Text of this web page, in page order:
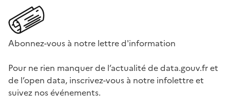
Abonnez-vous à notre lettre d'information
Pour ne rien manquer de l’actualité de data.gouv.fr et
de l’open data, inscrivez-vous à notre infolettre et
suivez nos événements.